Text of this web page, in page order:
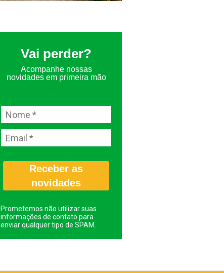
Vai perder?
Acompanhe nossas
novidades em primeira mão
Receber as
novidades
Prometemos não utilizar suas
informações de contato para
enviar qualquer tipo de SPAM.